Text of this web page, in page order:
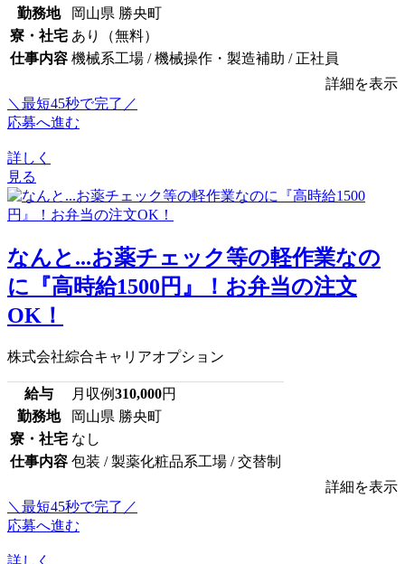
勤務地
岡山県 勝央町
寮・社宅 あり（無料）
仕事内容 機械系工場 / 機械操作・製造補助 / 正社員
詳細を表示
＼最短45秒で完了／
応募へ進む
詳しく
見る
なんと...お薬チェック等の軽作業なの
に『高時給1500円』！お弁当の注文
OK！
株式会社綜合キャリアオプション
給与 月収例310,000円
勤務地
岡山県 勝央町
寮・社宅 なし
仕事内容 包装 / 製薬化粧品系工場 / 交替制
詳細を表示
＼最短45秒で完了／
応募へ進む
詳しく